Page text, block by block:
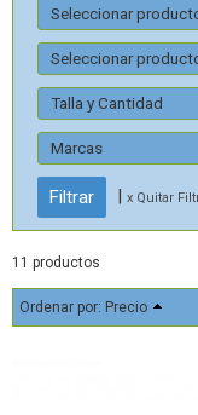
Seleccionar
Seleccionar
Talla y Cantidad
Marcas
| x Quitar
11 productos
Ordenar por: Precio